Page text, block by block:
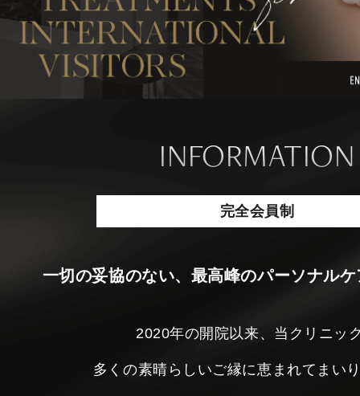
INFORMATION
完全会員制
一切の妥協のない、最高峰のパーソナル
2020年の開院以来、当クリニッ
多くの素晴らしいご縁に恵まれてまい